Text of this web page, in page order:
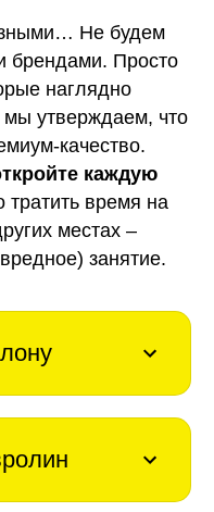
Не будем
брендами. Просто
наглядно
утверждаем, что
качество.
каждую
тратить время на
местах –
занятие.